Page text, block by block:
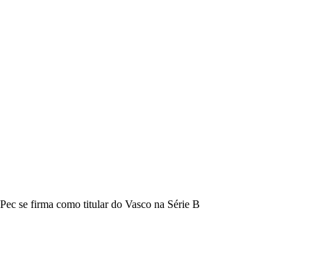
Pec se firma como titular do Vasco na Série B